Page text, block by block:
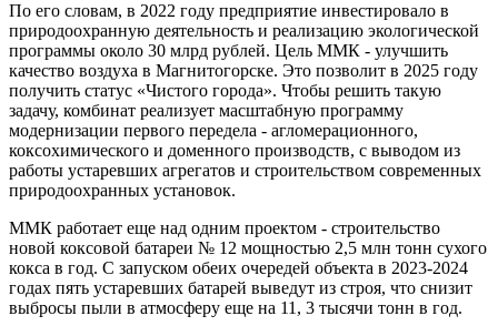
По его словам, в 2022 году предприятие инвестировало в
природоохранную деятельность и реализацию экологической
программы около 30 млрд рублей. Цель ММК - улучшить
качество воздуха в Магнитогорске. Это позволит в 2025 году
получить статус «Чистого города». Чтобы решить такую
задачу, комбинат реализует масштабную программу
модернизации первого передела - агломерационного,
коксохимического и доменного производств, с выводом из
работы устаревших агрегатов и строительством современных
природоохранных установок.
ММК работает еще над одним проектом - строительство
новой коксовой батареи № 12 мощностью 2,5 млн тонн сухого
кокса в год. С запуском обеих очередей объекта в 2023-2024
годах пять устаревших батарей выведут из строя, что снизит
выбросы пыли в атмосферу еще на 11, 3 тысячи тонн в год.